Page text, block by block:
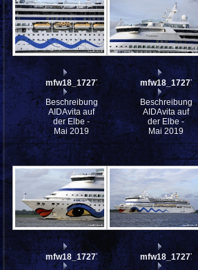
mfw18_172777
Beschreibung:
AIDAvita auf
der Elbe -
Mai 2019
mfw18_172776
Beschreibung:
AIDAvita auf
der Elbe -
Mai 2019
mfw18_172774
mfw18_172772